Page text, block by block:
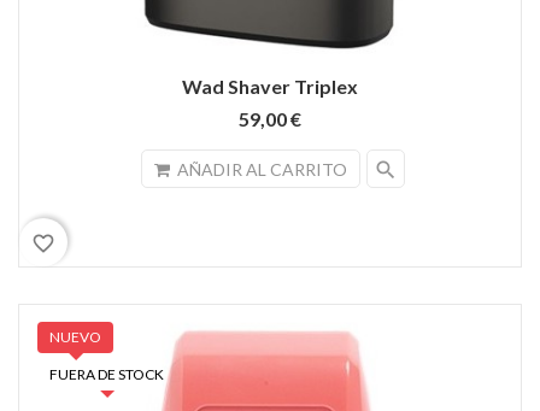
Wad Shaver Triplex
59,00 €
AÑADIR AL CARRITO search
favorite_border
NUEVO
FUERA DE STOCK